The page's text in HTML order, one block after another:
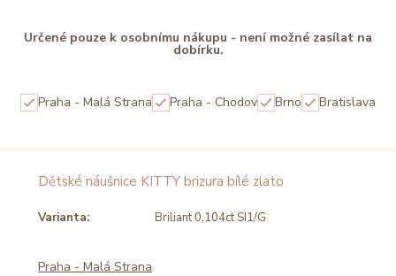
Určené pouze k osobnímu nákupu - není možné zasílat na
dobírku.
Praha - Malá Strana Praha - Chodov Brno Bratislava
Dětské náušnice KITTY brizura bílé zlato
Varianta: Briliant 0,104ct SI1/G
Praha - Malá Strana